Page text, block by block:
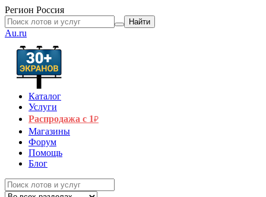
Регион Россия
Найти
Au.ru
Каталог
Услуги
Распродажа с 1₽
Магазины
Форум
Помощь
Блог